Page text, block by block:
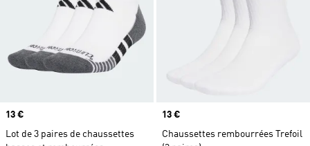
Prix
13 €
Lot de 3 paires de chaussettes
Prix
13 €
Chaussettes rembourrées Trefoil